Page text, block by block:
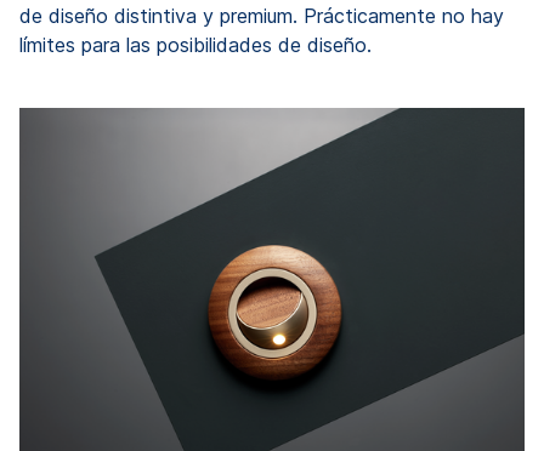
de diseño distintiva y premium. Prácticamente no hay
límites para las posibilidades de diseño.